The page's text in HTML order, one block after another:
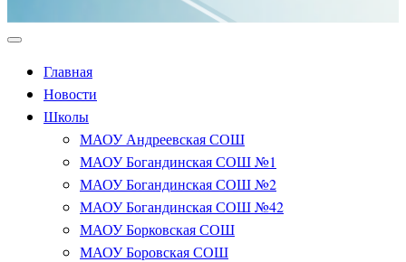
Главная
Новости
Школы
МАОУ Андреевская СОШ
МАОУ Богандинская СОШ №1
МАОУ Богандинская СОШ №2
МАОУ Богандинская СОШ №42
МАОУ Борковская СОШ
МАОУ Боровская СОШ